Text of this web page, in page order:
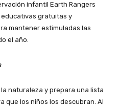
infantil Earth Rangers
gratuitas y
mantener estimuladas las
el año.
naturaleza y prepara una lista
que los niños los descubran. Al